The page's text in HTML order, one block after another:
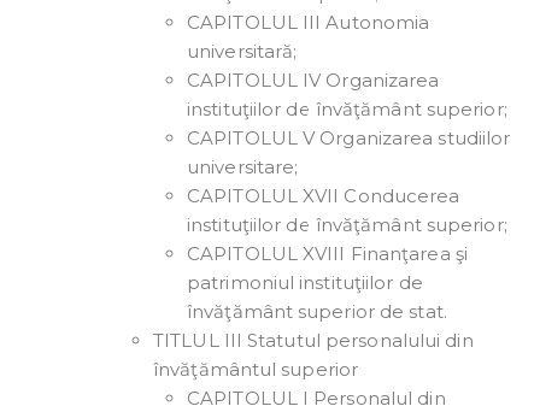
CAPITOLUL III Autonomia
universitară;
CAPITOLUL IV Organizarea
instituţiilor de învăţământ superior;
CAPITOLUL V Organizarea studiilor
universitare;
CAPITOLUL XVII Conducerea
instituţiilor de învăţământ superior;
CAPITOLUL XVIII Finanţarea şi
patrimoniul instituţiilor de
învăţământ superior de stat.
TITLUL III Statutul personalului din
învăţământul superior
CAPITOLUL I Personalul din